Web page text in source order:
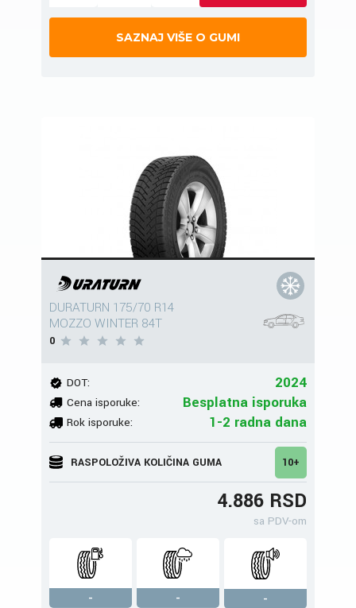
SAZNAJ VIŠE O GUMI
DURATURN 175/70 R14
MOZZO WINTER 84T
0
DOT: 2024
Cena isporuke: Besplatna isporuka
Rok isporuke: 1-2 radna dana
RASPOLOŽIVA KOLIČINA GUMA 10+
4.886 RSD
sa PDV-om
- -
-